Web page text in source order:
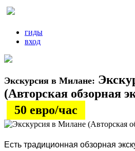
гиды
вход
Экскурсия в Милане:
(Авторская обзорная
50 евро/час
Есть традиционная обзорная